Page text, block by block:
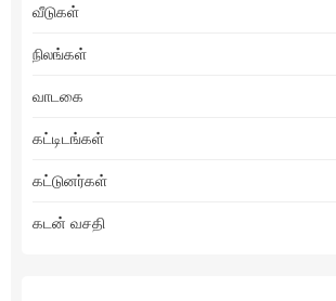
வீடுகள்
நிலங்கள்
வாடகை
கட்டிடங்கள்
கட்டுனர்கள்
கடன் வசதி